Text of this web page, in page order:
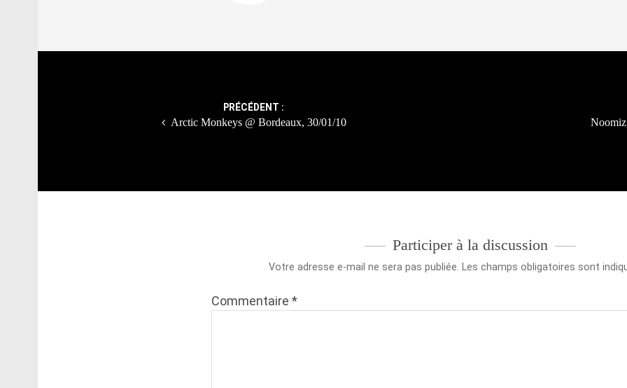
PRÉCÉDENT :
Arctic Monkeys @ Bordeaux, 30/01/10
Participer à la discussion
Votre adresse e-mail ne sera pas publiée. Les champs obligatoires sont
Commentaire *